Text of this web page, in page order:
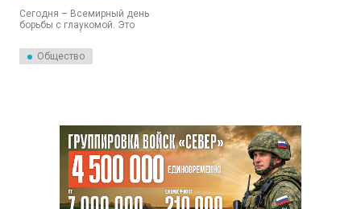
Сегодня – Всемирный день
борьбы с глаукомой. Это
симптомы его почти
незаметны, а вот последствия
Общество